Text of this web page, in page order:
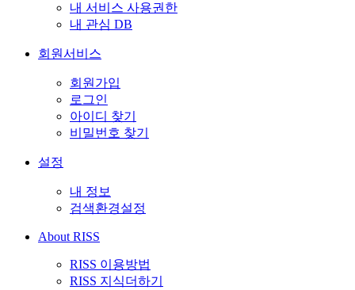
내 서비스 사용권한
내 관심 DB
회원서비스
회원가입
로그인
아이디 찾기
비밀번호 찾기
설정
내 정보
검색환경설정
About RISS
RISS 이용방법
RISS 지식더하기